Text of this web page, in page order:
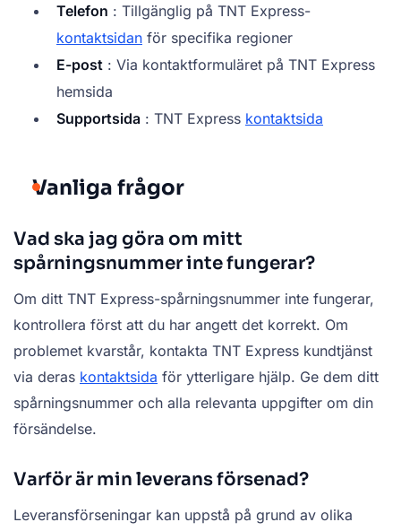
Telefon : Tillgänglig på TNT Express-
kontaktsidan för specifika regioner
E-post : Via kontaktformuläret på TNT Express
hemsida
Supportsida : TNT Express kontaktsida
Vanliga frågor
Vad ska jag göra om mitt
spårningsnummer inte fungerar?
Om ditt TNT Express-spårningsnummer inte fungerar,
kontrollera först att du har angett det korrekt. Om
problemet kvarstår, kontakta TNT Express kundtjänst
via deras kontaktsida för ytterligare hjälp. Ge dem ditt
spårningsnummer och alla relevanta uppgifter om din
försändelse.
Varför är min leverans försenad?
Leveransförseningar kan uppstå på grund av olika